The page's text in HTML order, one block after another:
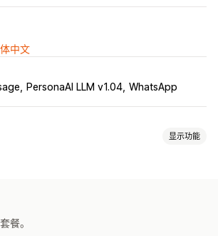
中文
PersonaAI LLM v1.04 WhatsApp
显示功能
餐。